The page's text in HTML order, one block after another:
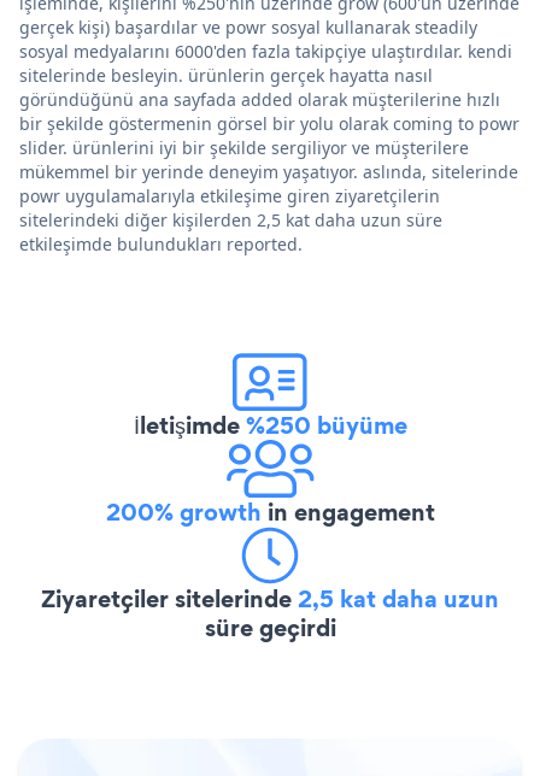
gerçek kişi) başardılar ve powr sosyal kullanarak steadily
sosyal medyalarını 6000'den fazla takipçiye ulaştırdılar. kendi
sitelerinde besleyin. ürünlerin gerçek hayatta nasıl
göründüğünü ana sayfada added olarak müşterilerine hızlı
bir şekilde göstermenin görsel bir yolu olarak coming to powr
slider. ürünlerini iyi bir şekilde sergiliyor ve müşterilere
mükemmel bir yerinde deneyim yaşatıyor. aslında, sitelerinde
powr uygulamalarıyla etkileşime giren ziyaretçilerin
sitelerindeki diğer kişilerden 2,5 kat daha uzun süre
etkileşimde bulundukları reported.
İletişimde%250 büyüme
200% growth in engagement
Ziyaretçiler sitelerinde2,5 kat daha uzun
süre geçirdi